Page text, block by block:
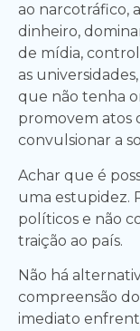
ao narcotráfico,
dinheiro,
de mídia,
as
que não tenha
promovem atos
convulsionar a
Achar que é
uma estupidez.
políticos e não
traição ao país.
Não há
compreensão
imediato